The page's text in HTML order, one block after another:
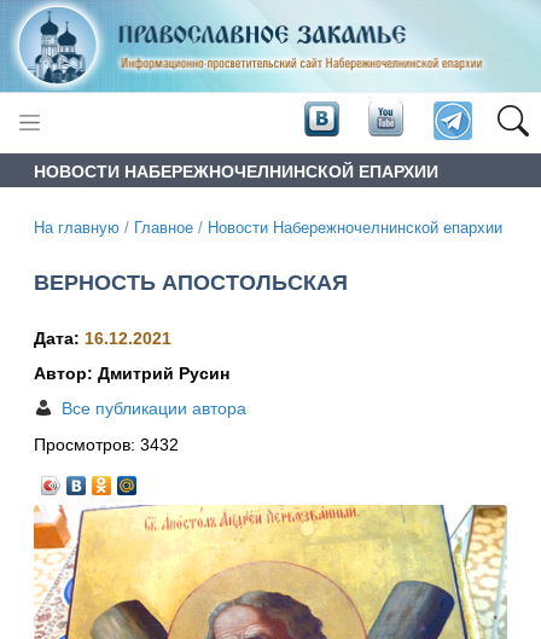
НОВОСТИ НАБЕРЕЖНОЧЕЛНИНСКОЙ ЕПАРХИИ
На главную / Главное / Новости Набережночелнинской епархии
ВЕРНОСТЬ АПОСТОЛЬСКАЯ
Дата: 16.12.2021
Автор: Дмитрий Русин
Все публикации автора
Просмотров: 3432